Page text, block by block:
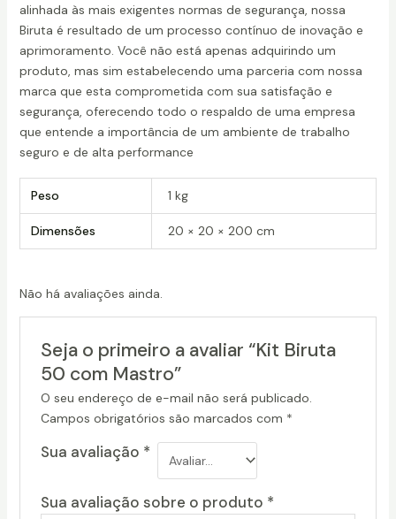
alinhada às mais exigentes normas de segurança, nossa
Biruta é resultado de um processo contínuo de inovação e
aprimoramento. Você não está apenas adquirindo um
produto, mas sim estabelecendo uma parceria com nossa
marca que esta comprometida com sua satisfação e
segurança, oferecendo todo o respaldo de uma empresa
que entende a importância de um ambiente de trabalho
seguro e de alta performance
Peso 1 kg
Dimensões 20 × 20 × 200 cm
Não há avaliações ainda.
Seja o primeiro a avaliar “Kit Biruta
50 com Mastro”
O seu endereço de e-mail não será publicado.
Campos obrigatórios são marcados com *
Sua avaliação *
Sua avaliação sobre o produto *